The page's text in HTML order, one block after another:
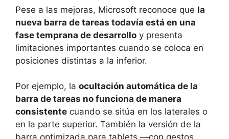
Pese a las mejoras, Microsoft reconoce que la
nueva barra de tareas todavía está en una
fase temprana de desarrollo y presenta
limitaciones importantes cuando se coloca en
posiciones distintas a la inferior.
Por ejemplo, la ocultación automática de la
barra de tareas no funciona de manera
consistente cuando se sitúa en los laterales o
en la parte superior. También la versión de la